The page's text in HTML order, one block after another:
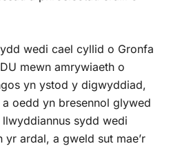
wedi cael cyllid o Gronfa
mewn amrywiaeth o
yn ystod y digwyddiad,
oedd yn bresennol glywed
llwyddiannus sydd wedi
ardal, a gweld sut mae’r